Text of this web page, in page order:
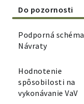
Do pozornosti
Podporná schéma
Návraty
Hodnotenie
spôsobilosti na
vykonávanie VaV